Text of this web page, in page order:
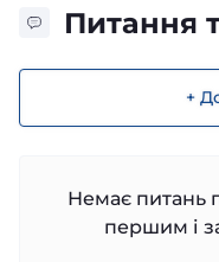
Питання
+
Немає питань
першим і